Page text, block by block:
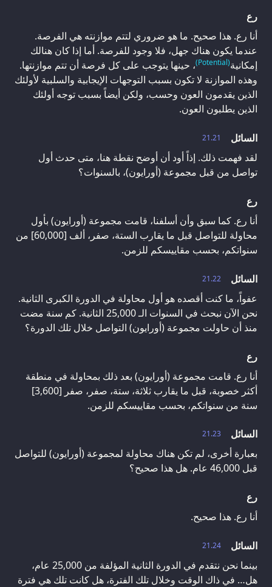
رع
أنا رع. هذا صحيح. ما هو ضروري لتتم موازنته هي الفرصة.
عندما يكون هناك جهل، فلا وجود للفرصة. أما إذا كان هنالك
إمكانية(Potential)
، حينها يتوجب على كل فرصة أن تتم موازنتها.
وهذه الموازنة لا تكون بسبب التوجهات الإيجابية والسلبية لأولئك
الذين يقدمون العون وحسب، ولكن أيضاً بسبب توجه أولئك
الذين يطلبون العون.
21.21
السائل
لقد فهمت ذلك. إذاً أود أن أوضح نقطة هنا، متى حدث أول
تواصل من قبل مجموعة (أورايون)، بالسنوات؟
رع
أنا رع. كما سبق وأن أسلفنا، قامت مجموعة (أورايون) بأول
محاولة للتواصل قبل ما يقارب الستة، صفر، ألف [60,000] من
سنواتكم، بحسب مقاييسكم للزمن.
21.22
السائل
عفواً، ما كنت أقصده هو أول محاولة في الدورة الكبرى الثانية.
نحن الآن نبحث في السنوات الـ 25,000 الثانية. كم سنة مضت
منذ أن حاولت مجموعة (أورايون) التواصل خلال تلك الدورة؟
رع
أنا رع. قامت مجموعة (أورايون) بعد ذلك بمحاولة في منطقة
أكثر خصوبة، قبل ما يقارب ثلاثة، ستة، صفر، صفر [3,600]
سنة من سنواتكم، بحسب مقاييسكم للزمن.
21.23
السائل
بعبارة أخرى، لم تكن هناك محاولة لمجموعة (أورايون) للتواصل
قبل 46,000 عام. هل هذا صحيح؟
رع
أنا رع. هذا صحيح.
21.24
السائل
بينما نحن نتقدم في الدورة الثانية المؤلفة من 25,000 عام،
هل… في ذاك الوقت وخلال تلك الفترة، هل كانت تلك هي فترة